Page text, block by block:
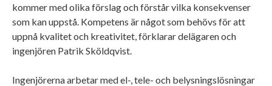
kommer med olika förslag och förstår vilka konsekvenser
som kan uppstå. Kompetens är något som behövs för att
uppnå kvalitet och kreativitet, förklarar delägaren och
ingenjören Patrik Sköldqvist.
Ingenjörerna arbetar med el-, tele- och belysningslösningar